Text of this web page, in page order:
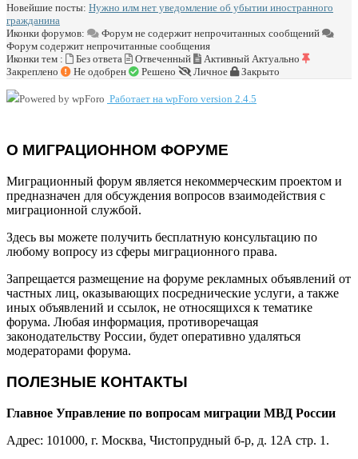
Новейшие посты: Нужно илм нет уведомление об убытии иностранного
гражданина
Иконки форумов:
Форум не содержит непрочитанных сообщений
Форум содержит непрочитанные сообщения
Иконки тем :
Без ответа Отвеченный Активный Актуально
Закреплено
Не одобрен Решено Личное Закрыто
Работает на wpForo version 2.4.5
О МИГРАЦИОННОМ ФОРУМЕ
Миграционный форум является некоммерческим проектом и
предназначен для обсуждения вопросов взаимодействия с
миграционной службой.
Здесь вы можете получить бесплатную консультацию по
любому вопросу из сферы миграционного права.
Запрещается размещение на форуме рекламных объявлений от
частных лиц, оказывающих посреднические услуги, а также
иных объявлений и ссылок, не относящихся к тематике
форума. Любая информация, противоречащая
законодательству России, будет оперативно удаляться
модераторами форума.
ПОЛЕЗНЫЕ КОНТАКТЫ
Главное Управление по вопросам миграции МВД России
Адрес: 101000, г. Москва, Чистопрудный б-р, д. 12А стр. 1.